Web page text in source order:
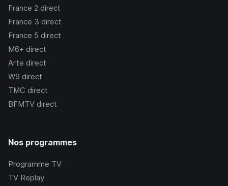
France 2 direct
France 3 direct
France 5 direct
M6+ direct
Arte direct
W9 direct
TMC direct
BFMTV direct
Nos programmes
Programme TV
TV Replay